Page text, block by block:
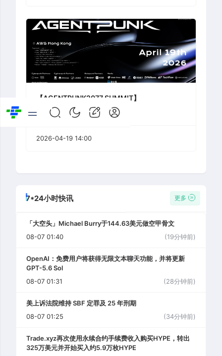
【AGENTPUNK2077 SUMMIT】
2026-04-19 14:00
7*24小时快讯 更多
「大空头」Michael Burry于144.63美元做空甲骨文
08-07 01:40
(19分钟前)
OpenAI：免费用户将获得无限文本聊天功能，并将更新
GPT-5.6 Sol
08-07 01:31
(28分钟前)
美上诉法院维持 SBF 定罪及 25 年刑期
08-07 01:25
(34分钟前)
Trade.xyz再次使用永续合约手续费收入购买HYPE，转出
325万美元并开始买入约5.9万枚HYPE